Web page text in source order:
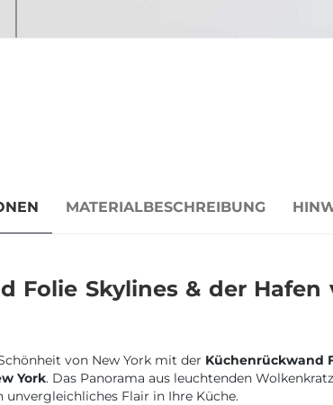
MATERIALBESCHREIBUNG
Folie Skylines & der Hafen
von New York mit der Küchenrückwand
York. Das Panorama aus leuchtenden
Flair in Ihre Küche.